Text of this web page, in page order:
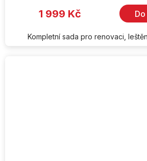
1 999 Kč
Kompletní sada pro renovaci,